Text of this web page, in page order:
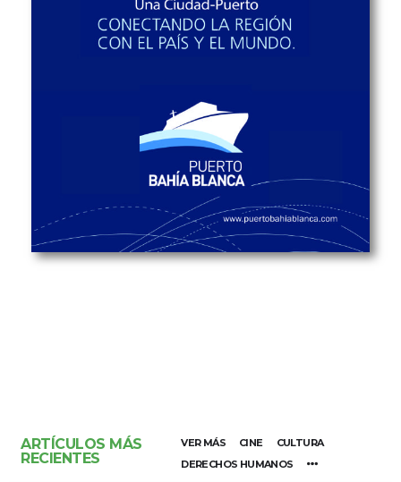
ARTÍCULOS MÁS
RECIENTES
VER MÁS CINE
CULTURA
DERECHOS HUMANOS